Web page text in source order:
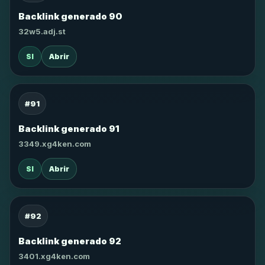
Backlink generado 90
32w5.adj.st
SI Abrir
#91
Backlink generado 91
3349.xg4ken.com
SI Abrir
#92
Backlink generado 92
3401.xg4ken.com